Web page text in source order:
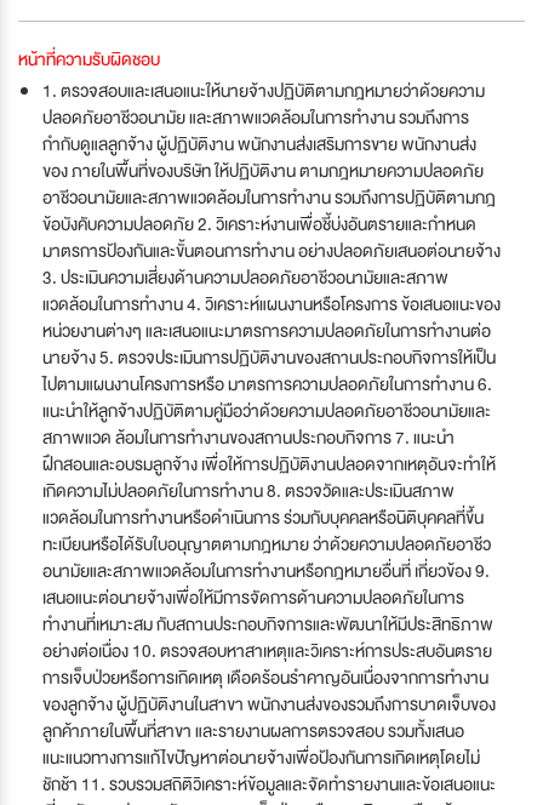
หน้าที่ความรับผิดชอบ
1. ตรวจสอบและเสนอแนะให้นายจ้างปฏิบัติตามกฎหมายว่าด้วยความ
ปลอดภัยอาชีวอนามัย และสภาพแวดล้อมในการทำงาน รวมถึงการ
กำกับดูแลลูกจ้าง ผู้ปฏิบัติงาน พนักงานส่งเสริมการขาย พนักงานส่ง
ของ ภายในพื้นที่ของบริษัท ให้ปฏิบัติงาน ตามกฎหมายความปลอดภัย
อาชีวอนามัยและสภาพแวดล้อมในการทำงาน รวมถึงการปฏิบัติตามกฎ
ข้อบังคับความปลอดภัย 2. วิเคราะห์งานเพื่อชี้บ่งอันตรายและกำหนด
มาตรการป้องกันและขั้นตอนการทำงาน อย่างปลอดภัยเสนอต่อนายจ้าง
3. ประเมินความเสี่ยงด้านความปลอดภัยอาชีวอนามัยและสภาพ
แวดล้อมในการทำงาน 4. วิเคราะห์แผนงานหรือโครงการ ข้อเสนอแนะของ
หน่วยงานต่างๆ และเสนอแนะมาตรการความปลอดภัยในการทำงานต่อ
นายจ้าง 5. ตรวจประเมินการปฏิบัติงานของสถานประกอบกิจการให้เป็น
ไปตามแผนงานโครงการหรือ มาตรการความปลอดภัยในการทำงาน 6.
แนะนำให้ลูกจ้างปฏิบัติตามคู่มือว่าด้วยความปลอดภัยอาชีวอนามัยและ
สภาพแวด ล้อมในการทำงานของสถานประกอบกิจการ 7. แนะนำ
ฝึกสอนและอบรมลูกจ้าง เพื่อให้การปฏิบัติงานปลอดจากเหตุอันจะทำให้
เกิดความไม่ปลอดภัยในการทำงาน 8. ตรวจวัดและประเมินสภาพ
แวดล้อมในการทำงานหรือดำเนินการ ร่วมกับบุคคลหรือนิติบุคคลที่ขึ้น
ทะเบียนหรือได้รับใบอนุญาตตามกฎหมาย ว่าด้วยความปลอดภัยอาชีว
อนามัยและสภาพแวดล้อมในการทำงานหรือกฎหมายอื่นที่ เกี่ยวข้อง 9.
เสนอแนะต่อนายจ้างเพื่อให้มีการจัดการด้านความปลอดภัยในการ
ทำงานที่เหมาะสม กับสถานประกอบกิจการและพัฒนาให้มีประสิทธิภาพ
อย่างต่อเนื่อง 10. ตรวจสอบหาสาเหตุและวิเคราะห์การประสบอันตราย
การเจ็บป่วยหรือการเกิดเหตุ เดือดร้อนรำคาญอันเนื่องจากการทำงาน
ของลูกจ้าง ผู้ปฏิบัติงานในสาขา พนักงานส่งของรวมถึงการบาดเจ็บของ
ลูกค้าภายในพื้นที่สาขา และรายงานผลการตรวจสอบ รวมทั้งเสนอ
แนะแนวทางการแก้ไขปัญหาต่อนายจ้างเพื่อป้องกันการเกิดเหตุโดยไม่
ชักช้า 11. รวบรวมสถิติวิเคราะห์ข้อมูลและจัดทำรายงานและข้อเสนอแนะ